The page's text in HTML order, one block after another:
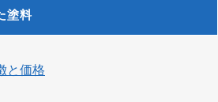
塗料
と価格